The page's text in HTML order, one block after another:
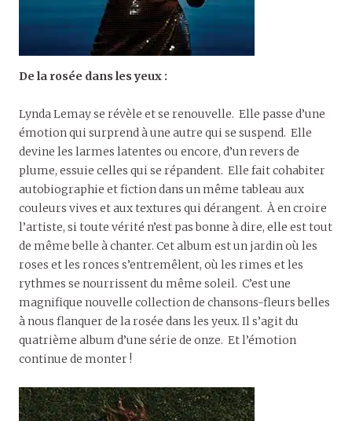
De la rosée dans les yeux :
Lynda Lemay se révèle et se renouvelle. Elle passe d’une
émotion qui surprend à une autre qui se suspend. Elle
devine les larmes latentes ou encore, d’un revers de
plume, essuie celles qui se répandent. Elle fait cohabiter
autobiographie et fiction dans un même tableau aux
couleurs vives et aux textures qui dérangent. À en croire
l’artiste, si toute vérité n’est pas bonne à dire, elle est tout
de même belle à chanter. Cet album est un jardin où les
roses et les ronces s’entremêlent, où les rimes et les
rythmes se nourrissent du même soleil. C’est une
magnifique nouvelle collection de chansons-fleurs belles
à nous flanquer de la rosée dans les yeux. Il s’agit du
quatrième album d’une série de onze. Et l’émotion
continue de monter !